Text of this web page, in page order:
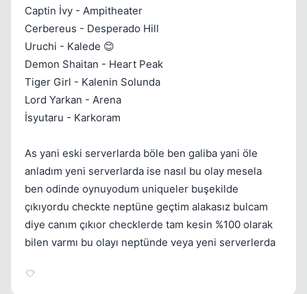
Captin İvy - Ampitheater
Cerbereus - Desperado Hill
Uruchi - Kalede 😊
Demon Shaitan - Heart Peak
Tiger Girl - Kalenin Solunda
Lord Yarkan - Arena
İsyutaru - Karkoram
As yani eski serverlarda böle ben galiba yani öle
anladım yeni serverlarda ise nasıl bu olay mesela
ben odinde oynuyodum uniqueler buşekilde
çıkıyordu checkte neptüne geçtim alakasız bulcam
diye canım çıkıor checklerde tam kesin %100 olarak
bilen varmı bu olayı neptünde veya yeni serverlerda